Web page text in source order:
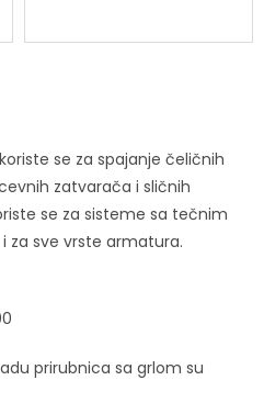
se za spajanje čeličnih
zatvarača i sličnih
se za sisteme sa tečnim
za sve vrste armatura.
prirubnica sa grlom su